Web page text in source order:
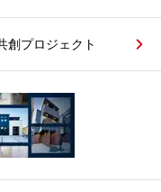
創プロジェクト